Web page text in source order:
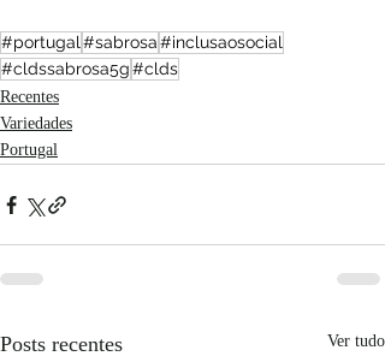
#portugal #sabrosa#inclusaosocial
#cldssabrosa5g#clds
Recentes
Variedades
Portugal
Posts recentes Ver tudo